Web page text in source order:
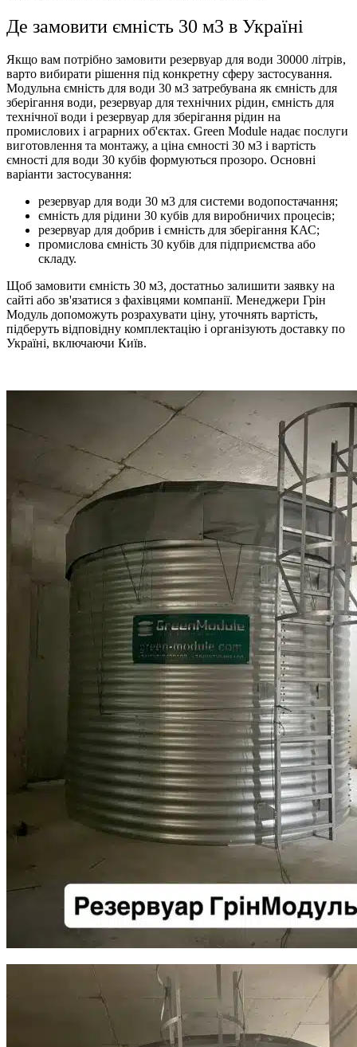
Де замовити ємність 30 м3 в Україні
Якщо вам потрібно замовити резервуар для води 30000 літрів,
варто вибирати рішення під конкретну сферу застосування.
Модульна ємність для води 30 м3 затребувана як ємність для
зберігання води, резервуар для технічних рідин, ємність для
технічної води і резервуар для зберігання рідин на
промислових і аграрних об'єктах. Green Module надає послуги
виготовлення та монтажу, а ціна ємності 30 м3 і вартість
ємності для води 30 кубів формуються прозоро. Основні
варіанти застосування:
резервуар для води 30 м3 для системи водопостачання;
ємність для рідини 30 кубів для виробничих процесів;
резервуар для добрив і ємність для зберігання КАС;
промислова ємність 30 кубів для підприємства або
складу.
Щоб замовити ємність 30 м3, достатньо залишити заявку на
сайті або зв'язатися з фахівцями компанії. Менеджери Грін
Модуль допоможуть розрахувати ціну, уточнять вартість,
підберуть відповідну комплектацію і організують доставку по
Україні, включаючи Київ.